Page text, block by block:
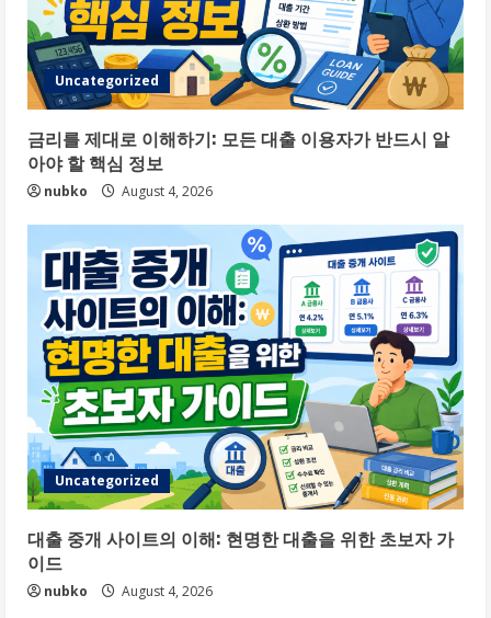
Uncategorized
금리를 제대로 이해하기: 모든 대출 이용자가 반드시 알
아야 할 핵심 정보
nubko August 4, 2026
Uncategorized
대출 중개 사이트의 이해: 현명한 대출을 위한 초보자 가
이드
nubko August 4, 2026